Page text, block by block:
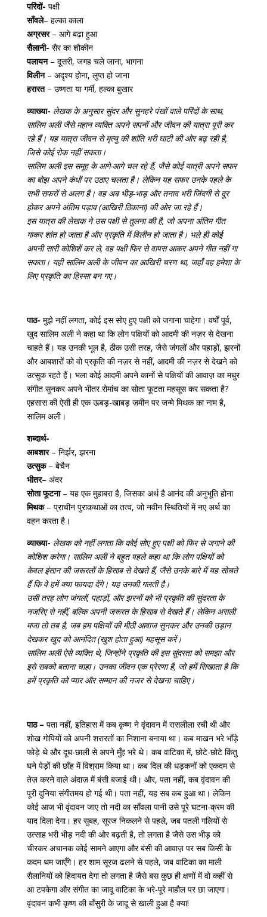
परिंदों- पक्षी
साँवले– हल्का काला
अग्रसर– आगे बढ़ा हुआ
सैलानी- सैर का शौकीन
पलायन– दूसरी, जगह चले जाना, भागना
विलीन– अदृश्य होना, लुप्त हो जाना
हरारत– उष्णता या गर्मी, हल्का बुखार
व्याख्या- लेखक के अनुसार सुंदर और सुनहरे पंखों वाले परिंदों के साथ,
सालिम अली जैसे महान व्यक्ति अपने सपनों और जीवन की यात्रा पूरी कर
रहे हैं। यह यात्रा जीवन से मृत्यु की शांति भरी घाटी की ओर बढ़ रही है,
जिसे कोई रोक नहीं सकता।
सालिम अली इस समूह के आगे-आगे चल रहे हैं, जैसे कोई यात्री अपने सफर
का बोझ अपने कंधों पर उठाए चलता है। लेकिन यह सफर उनके पहले के
सभी सफरों से अलग है। वह अब भीड़-भाड़ और तनाव भरी जिंदगी से दूर
होकर अपने अंतिम पड़ाव (आखिरी ठिकाना) की ओर जा रहे हैं।
इस यात्रा की लेखक ने उस पक्षी से तुलना की है, जो अपना अंतिम गीत
गाकर शांत हो जाता है और प्रकृति में विलीन हो जाता है। भले ही कोई
अपनी सारी कोशिशें कर ले, वह पक्षी फिर से वापस आकर अपने गीत नहीं गा
सकता। यही सालिम अली के जीवन का आखिरी चरण था, जहाँ वह हमेशा के
लिए प्रकृति का हिस्सा बन गए।
पाठ- मुझे नहीं लगता, कोई इस सोए हुए पक्षी को जगाना चाहेगा। वर्षों पूर्व,
खुद सालिम अली ने कहा था कि लोग पक्षियों को आदमी की नज़र से देखना
चाहते हैं। यह उनकी भूल है, ठीक उसी तरह, जैसे जंगलों और पहाड़ों, झरनों
और आबशारों को वो प्रकृति की नज़र से नहीं, आदमी की नज़र से देखने को
उत्सुक रहते हैं। भला कोई आदमी अपने कानों से पक्षियों की आवाज़ का मधुर
संगीत सुनकर अपने भीतर रोमांच का सोता फूटता महसूस कर सकता है?
एहसास की ऐसी ही एक ऊबड़-खाबड़ ज़मीन पर जन्मे मिथक का नाम है,
सालिम अली।
शब्दार्थ-
आबशार– निर्झर, झरना
उत्सुक– बेचैन
भीतर– अंदर
सोता फूटना– यह एक मुहाबरा है, जिसका अर्थ है आनंद की अनुभूति होना
मिथक– प्राचीन पुराकथाओं का तत्व, जो नवीन स्थितियों में नए अर्थ का
वहन करता है।
व्याख्या- लेखक को नहीं लगता कि कोई सोए हुए पक्षी को फिर से जगाने की
कोशिश करेगा। सालिम अली ने बहुत पहले कहा था कि लोग पक्षियों को
केवल इंसान की जरूरतों के हिसाब से देखते हैं, जैसे उनके बारे में यह सोचते
हैं कि वे हमें क्या फायदा देंगे। यह उनकी गलती है।
उसी तरह लोग जंगलों, पहाड़ों, और झरनों को भी प्रकृति की सुंदरता के
नजरिए से नहीं, बल्कि अपनी जरूरत के हिसाब से देखते हैं। लेकिन असली
मजा तो तब है, जब हम पक्षियों की मीठी आवाज सुनकर और उनकी उड़ान
देखकर खुद को आनंदित (खुश होता हुआ) महसूस करें।
सालिम अली ऐसे व्यक्ति थे, जिन्होंने प्रकृति की इस सुंदरता को समझा और
इसे सबको बताना चाहा। उनका जीवन एक प्रेरणा है, जो हमें सिखाता है कि
हमें प्रकृति को प्यार और सम्मान की नजर से देखना चाहिए।
पाठ – पता नहीं, इतिहास में कब कृष्ण ने वृंदावन में रासलीला रची थी और
शोख गोपियों को अपनी शरारतों का निशाना बनाया था। कब माखन भरे भाँड़े
फोड़े थे और दूध-छाली से अपने मुँह भरे थे। कब वाटिका में, छोटे-छोटे किंतु
घने पेड़ों की छाँह में विश्राम किया था। कब दिल की धड़कनों को एकदम से
तेज़ करने वाले अंदाज़ में बंसी बजाई थी। और, पता नहीं, कब वृंदावन की
पूरी दुनिया संगीतमय हो गई थी। पता नहीं, यह सब कब हुआ था। लेकिन
कोई आज भी वृंदावन जाए तो नदी का साँवला पानी उसे पूरे घटना-क्रम की
याद दिला देगा। हर सुबह, सूरज निकलने से पहले, जब पतली गलियों से
उत्साह भरी भीड़ नदी की ओर बढ़ती है, तो लगता है जैसे उस भीड़ को
चीरकर अचानक कोई सामने आएगा और बंसी की आवाज़ पर सब किसी के
कदम थम जाएँगे। हर शाम सूरज ढलने से पहले, जब वाटिका का माली
सैलानियों को हिदायत देगा तो लगता है जैसे बस कुछ ही क्षणों में वो कहीं से
आ टपकेगा और संगीत का जादू वाटिका के भरे-पूरे माहौल पर छा जाएगा।
वृंदावन कभी कृष्ण की बाँसुरी के जादू से खाली हुआ है क्या!